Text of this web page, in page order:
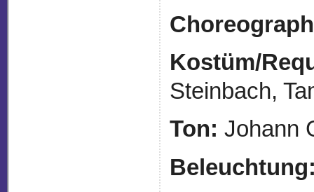
Kostüm/
Steinbach,
Ton:Johann